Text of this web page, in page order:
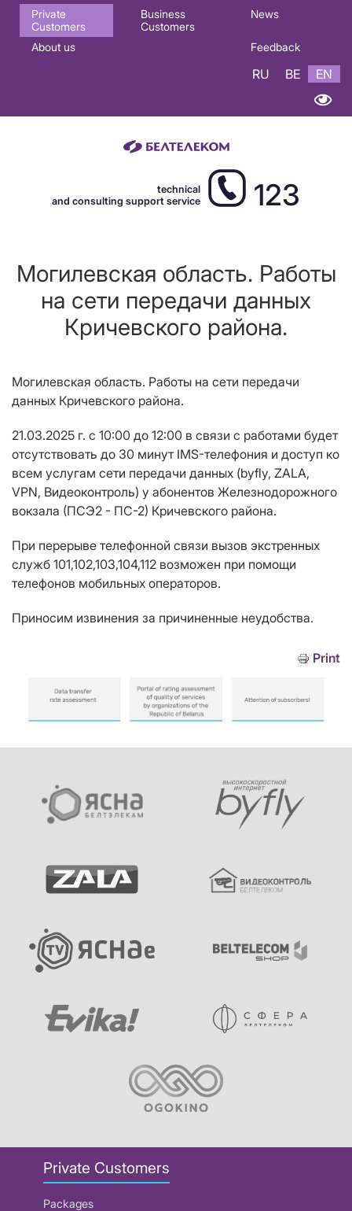
Основная
навигация
Private
Customers
Business
Customers
News
About us Feedback
RU BE EN
technical
and consulting support service
123
Могилевская область. Работы
на сети передачи данных
Кричевского района.
Могилевская область. Работы на сети передачи
данных Кричевского района.
21.03.2025 г. с 10:00 до 12:00 в связи с работами будет
отсутствовать до 30 минут IMS-телефония и доступ ко
всем услугам сети передачи данных (byfly, ZALA,
VPN, Видеоконтроль) у абонентов Железнодорожного
вокзала (ПСЭ2 - ПС-2) Кричевского района.
При перерыве телефонной связи вызов экстренных
служб 101,102,103,104,112 возможен при помощи
телефонов мобильных операторов.
Приносим извинения за причиненные неудобства.
Print
Private Customers
Packages